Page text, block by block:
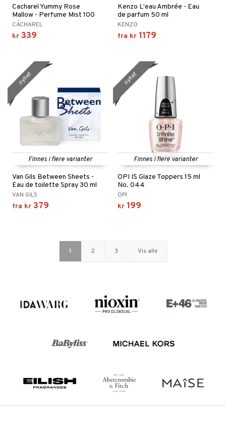
Cacharel Yummy Rose
Mallow - Perfume Mist 100
ml
CACHAREL
kr 339
Kenzo L'eau Ambrée - Eau
de parfum 50 ml
KENZO
fra kr 1179
Finnes i flere varianter
Van Gils Between Sheets -
Eau de toilette Spray 30 ml
VAN GILS
fra kr 379
nyhet
Finnes i flere varianter
OPI IS Glaze Toppers 15 ml
No. 044
OPI
kr 199
nyhet
1 2 3 Vis alle